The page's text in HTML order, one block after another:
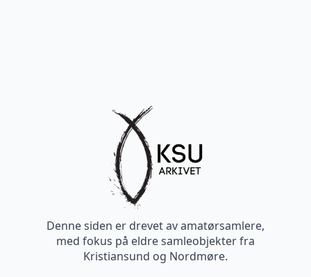
Denne siden er drevet av amatørsamlere,
med fokus på eldre samleobjekter fra
Kristiansund og Nordmøre.